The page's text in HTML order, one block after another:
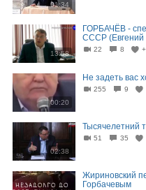
01:34
13:58
ГОРБАЧЁВ -
СССР (Евгений
22 8
00:20
Не задеть вас
255 9
02:38
Тысячелетний
51 35
Жириновский
Горбачевым